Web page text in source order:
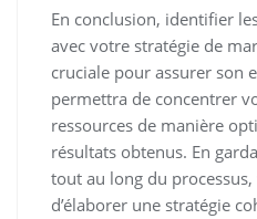
En conclusion, identifier
avec votre stratégie de
cruciale pour assurer son
permettra de concentrer
ressources de manière
résultats obtenus. En
tout au long du
d’élaborer une stratégie